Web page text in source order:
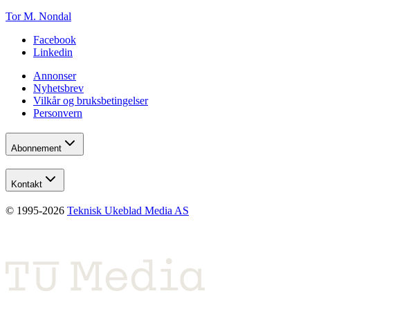
Tor M. Nondal
Facebook
Linkedin
Annonser
Nyhetsbrev
Vilkår og bruksbetingelser
Personvern
Abonnement
Kontakt
© 1995-2026 Teknisk Ukeblad Media AS